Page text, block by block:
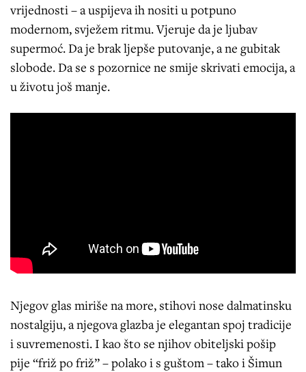
vrijednosti – a uspijeva ih nositi u potpuno
modernom, svježem ritmu. Vjeruje da je ljubav
supermoć. Da je brak ljepše putovanje, a ne gubitak
slobode. Da se s pozornice ne smije skrivati emocija, a
u životu još manje.
Njegov glas miriše na more, stihovi nose dalmatinsku
nostalgiju, a njegova glazba je elegantan spoj tradicije
i suvremenosti. I kao što se njihov obiteljski pošip
pije “friž po friž” – polako i s guštom – tako i Šimun